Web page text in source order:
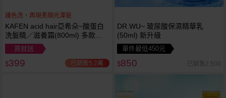
護色洗，再現柔順光澤髮
KAFEN acid hair亞希朵~酸蛋白
洗髮精／滋養霜(800ml) 多款可
選
買就送
$399 已銷售5.2萬
DR.WU~ 玻尿酸保濕精華乳
(50ml) 新升級
單件最低450元
$850 已銷售2,500